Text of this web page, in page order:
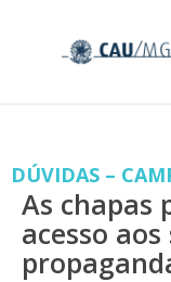
DÚVIDAS –
As chapas
acesso